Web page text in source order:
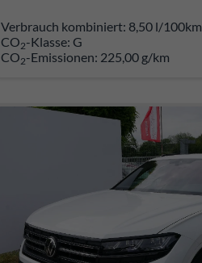
Verbrauch kombiniert: 8,50 l/100km
CO2-Klasse: G
CO2-Emissionen: 225,00 g/km